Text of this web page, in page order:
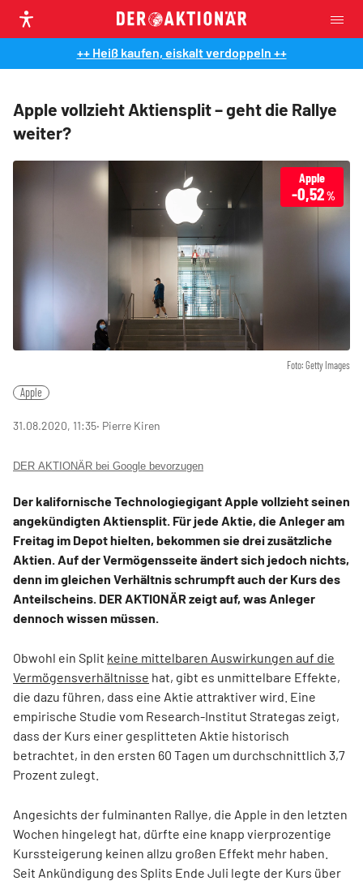
++ Heiß kaufen, eiskalt verdoppeln ++
Apple vollzieht Aktiensplit – geht die Rallye
weiter?
Foto: Getty Images
Apple
-0,52%
Apple
31.08.2020, 11:35‧ Pierre Kiren
DER AKTIONÄR bei Google bevorzugen
Der kalifornische Technologiegigant Apple vollzieht seinen
angekündigten Aktiensplit. Für jede Aktie, die Anleger am
Freitag im Depot hielten, bekommen sie drei zusätzliche
Aktien. Auf der Vermögensseite ändert sich jedoch nichts,
denn im gleichen Verhältnis schrumpft auch der Kurs des
Anteilscheins. DER AKTIONÄR zeigt auf, was Anleger
dennoch wissen müssen.
Obwohl ein Split keine mittelbaren Auswirkungen auf die
Vermögensverhältnisse hat, gibt es unmittelbare Effekte,
die dazu führen, dass eine Aktie attraktiver wird. Eine
empirische Studie vom Research-Institut Strategas zeigt,
dass der Kurs einer gesplitteten Aktie historisch
betrachtet, in den ersten 60 Tagen um durchschnittlich 3,7
Prozent zulegt.
Angesichts der fulminanten Rallye, die Apple in den letzten
Wochen hingelegt hat, dürfte eine knapp vierprozentige
Kurssteigerung keinen allzu großen Effekt mehr haben.
Seit Ankündigung des Splits Ende Juli legte der Kurs über